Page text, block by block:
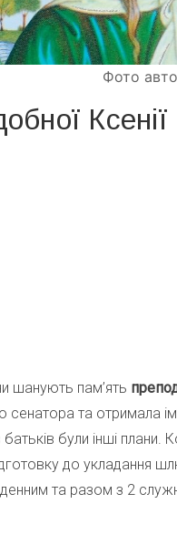
шанують пам’ять
сенатора та отримала
були інші плани.
до укладання
та разом з 2